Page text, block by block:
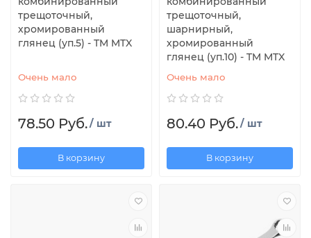
трещоточный,
хромированный
глянец (уп.5) - TM MTX
Очень мало
78.50 Руб./ шт
В корзину
трещоточный,
шарнирный,
хромированный
глянец (уп.10) - TM MTX
Очень мало
80.40 Руб./ шт
В корзину